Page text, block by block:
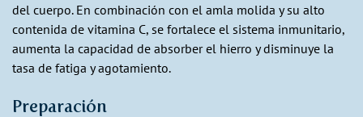
del cuerpo. En combinación con el amla molida y su alto
contenida de vitamina C, se fortalece el sistema inmunitario,
aumenta la capacidad de absorber el hierro y disminuye la
tasa de fatiga y agotamiento.
Preparación